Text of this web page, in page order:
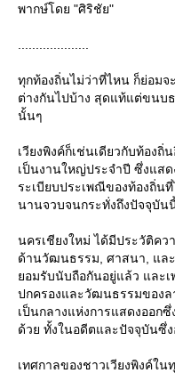
พากษ์โดย "ศิริชัย"
ทุกท้องถิ่นไม่ว่าที่ไหน ก็ย่อมจ
ต่างกันไปบ้าง สุดแท้แต่ขนบ
นั้นๆ
เวียงพิงค์ก็เช่นเดียวกับท้อง
เป็นงานใหญ่ประจำปี ซึ่งแส
ระเบียบประเพณีของท้องถิ่น
นานจวบจนกระทั่งถึงปัจจุบัน
นครเชียงใหม่ ได้มีประวัติค
ด้านวัฒนธรรม, ศาสนา, และ
อมรับนับถือกันอยู่แล้ว และเ
ปกครองและวัฒนธรรมของล
เป็นกลางแห่งการแสดงออก
ด้วย ทั้งในอดีตและปัจจุบันซึ่
เทศกาลของชาวเวียงพิงค์ใ